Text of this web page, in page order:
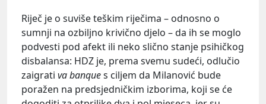
Riječ je o suviše teškim riječima – odnosno o
sumnji na ozbiljno krivično djelo – da ih se moglo
podvesti pod afekt ili neko slično stanje psihičkog
disbalansa: HDZ je, prema svemu sudeći, odlučio
zaigrati va banques ciljem da Milanović bude
poražen na predsjedničkim izborima, koji se će